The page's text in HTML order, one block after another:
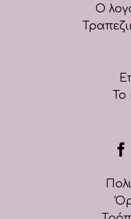
Ο
Το